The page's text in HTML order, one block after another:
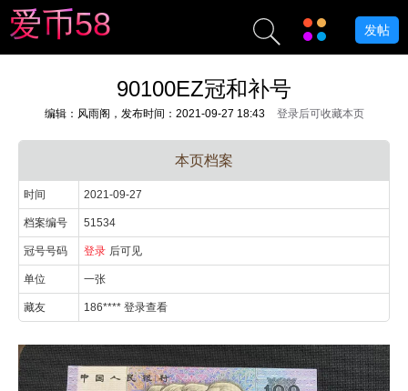
爱币58 发帖
90100EZ冠和补号
编辑：风雨阁，发布时间：2021-09-27 18:43 登录后可收藏本页
本页档案
时间 2021-09-27
档案编号 51534
冠号号码 登录 后可见
单位 一张
藏友 186**** 登录查看